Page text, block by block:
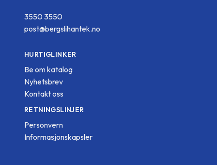
3550 3550
post@bergslihantek.no
HURTIGLINKER
Be om katalog
Nyhetsbrev
Kontakt oss
RETNINGSLINJER
Personvern
Informasjonskapsler